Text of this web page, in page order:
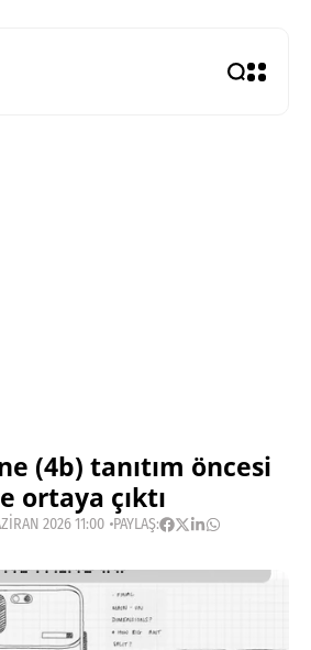
(4b) tanıtım öncesi
ortaya çıktı
2026 11:00 PAYLAŞ: